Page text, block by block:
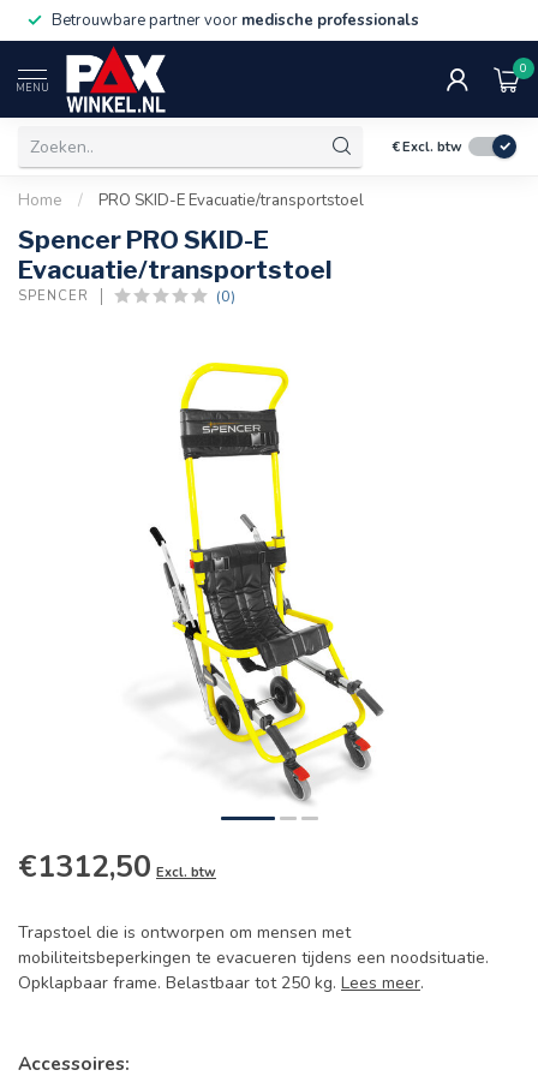
Betrouwbare partner voor medische professionals
MENU
0
€Excl. btw
Home / PRO SKID-E Evacuatie/transportstoel
Spencer PRO SKID-E
Evacuatie/transportstoel
SPENCER (0)
€1312,50 Excl. btw
Trapstoel die is ontworpen om mensen met
mobiliteitsbeperkingen te evacueren tijdens een noodsituatie.
Opklapbaar frame. Belastbaar tot 250 kg. Lees meer.
Accessoires: